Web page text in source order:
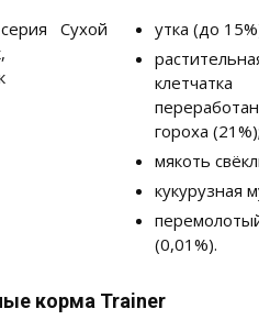
Сухой
утка (до 15%);
растительная
клетчатка
гороха (21%);
мякоть
кукурузная
перемолотый
(0,01%).
корма Trainer